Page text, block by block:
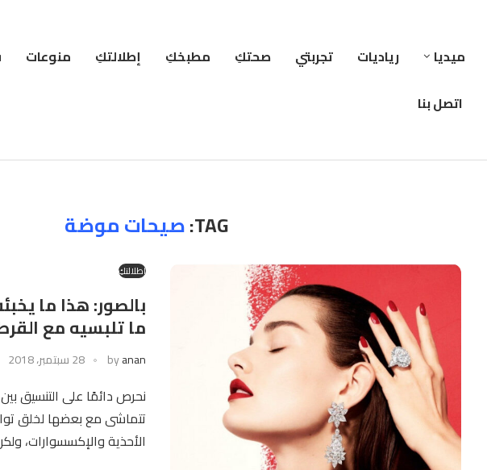
ميديا رياديات تجربتي صحتكِ مطبخكِ إطلالتكِ منوعات
اتصل بنا
TAG: صيحات موضة
إطلالتكِ
بالصور: هذا ما
ما تلبسيه مع
byanan 28 سبتمبر، 2018
نحرص دائمًا على التنسيق
تتماشى مع بعضها لخلق
الأحذية والإكسسوارات،